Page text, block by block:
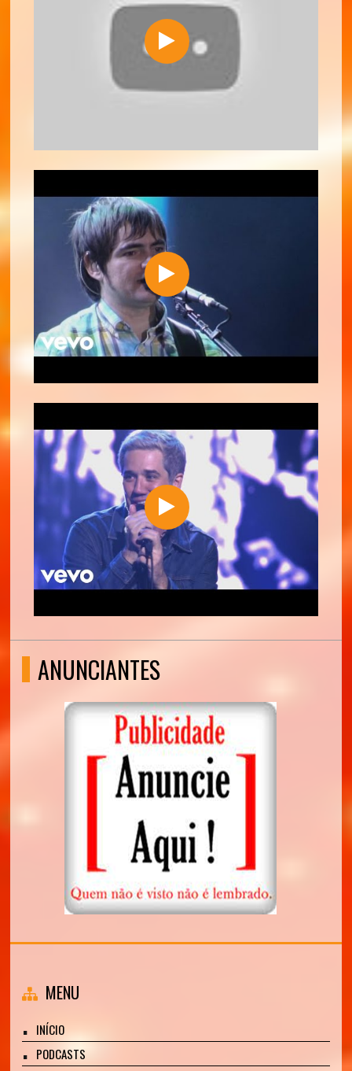
ANUNCIANTES
MENU
INÍCIO
PODCASTS